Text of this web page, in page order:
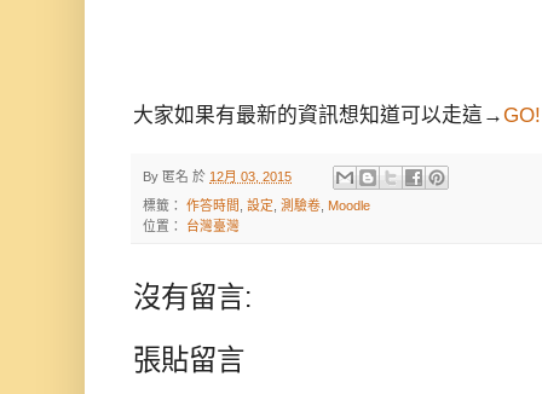
大家如果有最新的資訊想知道可以走這→
By 匿名 於 12月 03, 2015
標籤： 作答時間 , 設定, 測驗卷, Moodle
位置： 台灣臺灣
沒有留言:
張貼留言